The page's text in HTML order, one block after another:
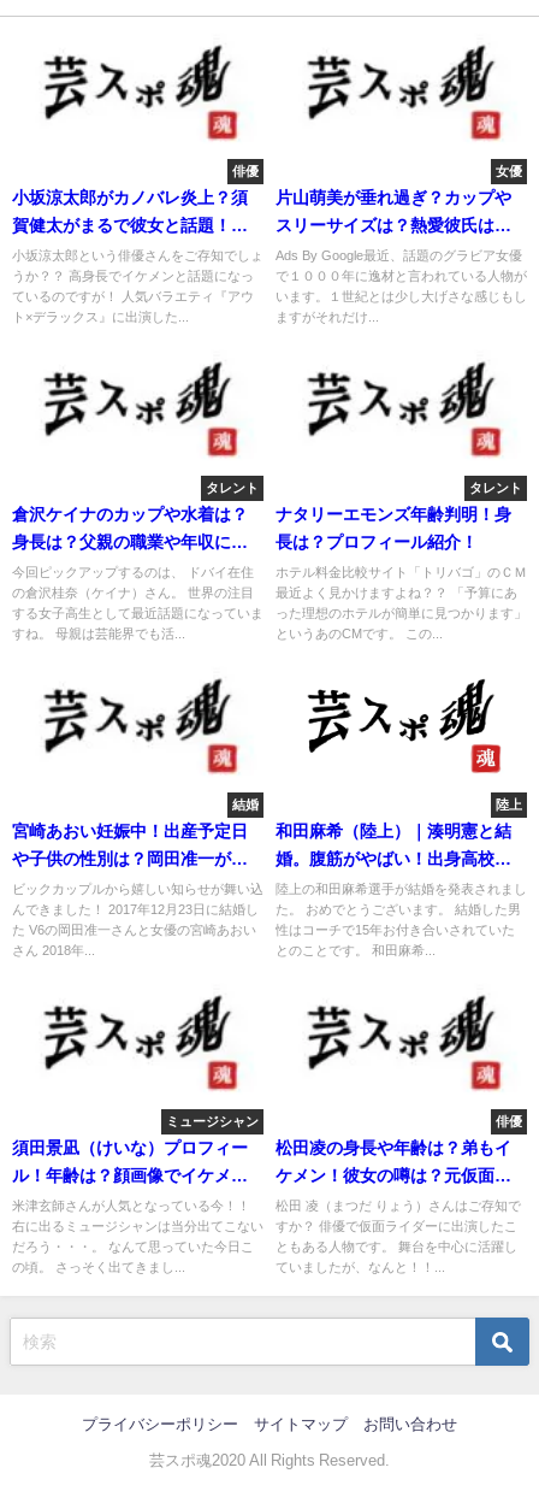
俳優
小坂涼太郎がカノバレ炎上？須
賀健太がまるで彼女と話題！高
校は？
小坂涼太郎という俳優さんをご存知でしょ
うか？？ 高身長でイケメンと話題になっ
ているのですが！ 人気バラエティ『アウ
ト×デラックス』に出演した...
女優
片山萌美が垂れ過ぎ？カップや
スリーサイズは？熱愛彼氏は大
倉？
Ads By Google最近、話題のグラビア女優
で１０００年に逸材と言われている人物が
います。１世紀とは少し大げさな感じもし
ますがそれだけ...
タレント
倉沢ケイナのカップや水着は？
身長は？父親の職業や年収に驚
愕！
今回ピックアップするのは、 ドバイ在住
の倉沢桂奈（ケイナ）さん。 世界の注目
する女子高生として最近話題になっていま
すね。 母親は芸能界でも活...
タレント
ナタリーエモンズ年齢判明！身
長は？プロフィール紹介！
ホテル料金比較サイト「トリバゴ」のＣＭ
最近よく見かけますよね？？ 「予算にあ
った理想のホテルが簡単に見つかります」
というあのCMです。 この...
結婚
宮崎あおい妊娠中！出産予定日
や子供の性別は？岡田准一がパ
パに！
ビックカップルから嬉しい知らせが舞い込
んできました！ 2017年12月23日に結婚し
た V6の岡田准一さんと女優の宮崎あおい
さん 2018年...
陸上
和田麻希（陸上）｜湊明憲と結
婚。腹筋がやばい！出身高校は
どこ？
陸上の和田麻希選手が結婚を発表されまし
た。 おめでとうございます。 結婚した男
性はコーチで15年お付き合いされていた
とのことです。 和田麻希...
ミュージシャン
須田景凪（けいな）プロフィー
ル！年齢は？顔画像でイケメン
発覚！
米津玄師さんが人気となっている今！！
右に出るミュージシャンは当分出てこない
だろう・・・。 なんて思っていた今日こ
の頃。 さっそく出てきまし...
俳優
松田凌の身長や年齢は？弟もイ
ケメン！彼女の噂は？元仮面ラ
イダー？
松田 凌（まつだ りょう）さんはご存知で
すか？ 俳優で仮面ライダーに出演したこ
ともある人物です。 舞台を中心に活躍し
ていましたが、なんと！！...
プライバシーポリシー サイトマップ お問い合わせ
芸スポ魂2020 All Rights Reserved.